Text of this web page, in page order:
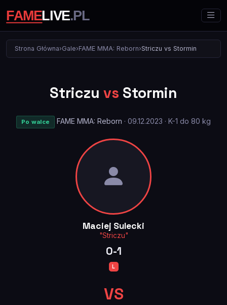
Strona Główna›Gale›FAME MMA: Reborn›Striczu vs Stormin
Striczu vs Stormin
Po walce FAME MMA: Reborn · 09.12.2023 · K-1 do 80 kg
Maciej Sulecki
"Striczu"
0-1
L
VS